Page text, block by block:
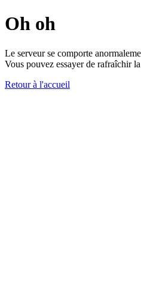
Oh oh
Le serveur se comporte
Vous pouvez essayer de rafraîchir
Retour à l'accueil